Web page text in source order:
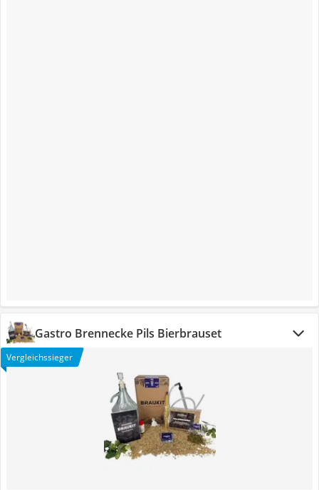
‎Gastro Brennecke Pils Bierbrauset
Vergleichssieger